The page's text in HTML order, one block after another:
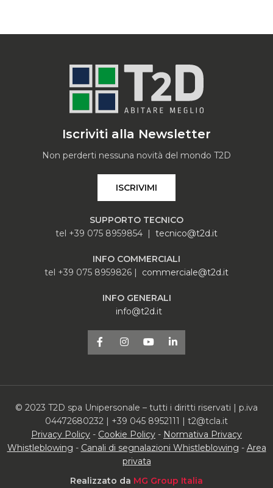
Iscriviti alla Newsletter
Non perderti nessuna novità del mondo T2D
ISCRIVIMI
SUPPORTO TECNICO
tel +39 075 8959854 | tecnico@t2d.it
INFO COMMERCIALI
tel +39 075 8959826 | commerciale@t2d.it
INFO GENERALI
info@t2d.it
© 2023 T2D spa Unipersonale – tutti i diritti riservati | p.iva
04472680232 | +39 045 8952111 | t2@tcla.it
Privacy Policy - Cookie Policy - Normativa Privacy
Whistleblowing - Canali di segnalazioni Whistleblowing - Area
privata
Realizzato da MG Group Italia